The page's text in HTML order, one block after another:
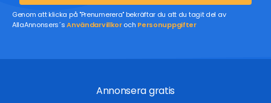
Genom att klicka på "Prenumerera" bekräftar du att du tagit del av
AllaAnnonsers´sAnvändarvillkoroch Personuppgifter
Annonsera gratis